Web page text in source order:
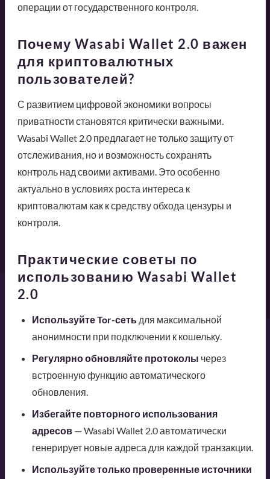
операции от государственного контроля.
Почему Wasabi Wallet 2.0 важен
для криптовалютных
пользователей?
С развитием цифровой экономики вопросы
приватности становятся критически важными.
Wasabi Wallet 2.0 предлагает не только защиту от
отслеживания, но и возможность сохранять
контроль над своими активами. Это особенно
актуально в условиях роста интереса к
криптовалютам как к средству обхода цензуры и
контроля.
Практические советы по
использованию Wasabi Wallet
2.0
Используйте Tor-сетьдля максимальной
анонимности при подключении к кошельку.
Регулярно обновляйте протоколы через
встроенную функцию автоматического
обновления.
Избегайте повторного использования
адресов— Wasabi Wallet 2.0 автоматически
генерирует новые адреса для каждой транзакции.
Используйте только проверенные источники